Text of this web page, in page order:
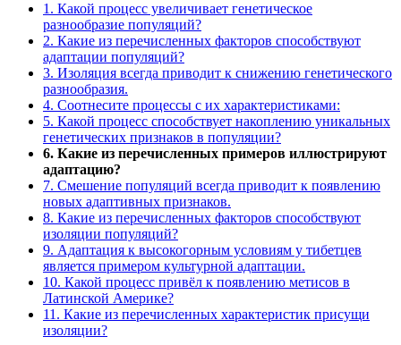
1. Какой процесс увеличивает генетическое
разнообразие популяций?
2. Какие из перечисленных факторов способствуют
адаптации популяций?
3. Изоляция всегда приводит к снижению генетического
разнообразия.
4. Соотнесите процессы с их характеристиками:
5. Какой процесс способствует накоплению уникальных
генетических признаков в популяции?
6. Какие из перечисленных примеров иллюстрируют
адаптацию?
7. Смешение популяций всегда приводит к появлению
новых адаптивных признаков.
8. Какие из перечисленных факторов способствуют
изоляции популяций?
9. Адаптация к высокогорным условиям у тибетцев
является примером культурной адаптации.
10. Какой процесс привёл к появлению метисов в
Латинской Америке?
11. Какие из перечисленных характеристик присущи
изоляции?